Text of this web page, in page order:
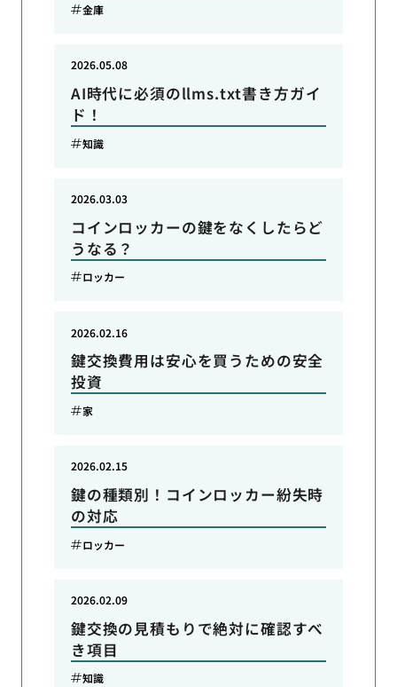
金庫
AI時代に必須のllms.txt書き方ガイ
ド！
2026.05.08
知識
コインロッカーの鍵をなくしたらど
うなる？
2026.03.03
ロッカー
鍵交換費用は安心を買うための安全
投資
2026.02.16
家
鍵の種類別！コインロッカー紛失時
の対応
2026.02.15
ロッカー
鍵交換の見積もりで絶対に確認すべ
き項目
2026.02.09
知識